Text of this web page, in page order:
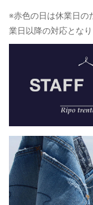
※赤色の日は休業日の
業日以降の対応となり